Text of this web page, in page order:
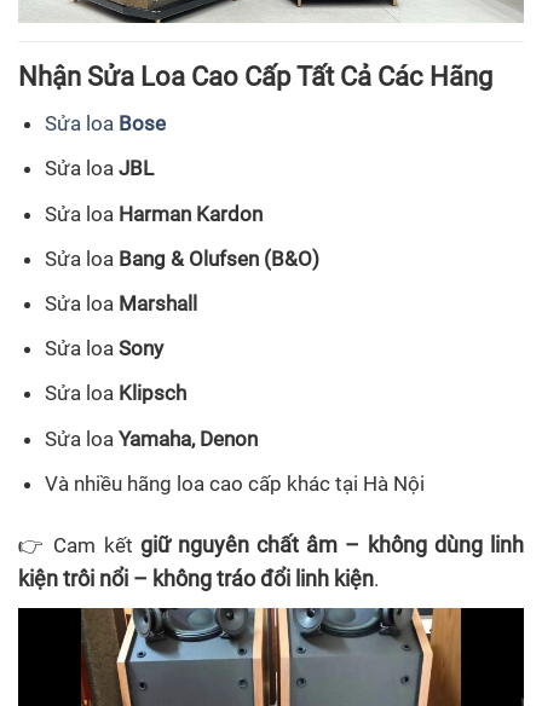
Nhận Sửa Loa Cao Cấp Tất Cả Các Hãng
Sửa loa Bose
Sửa loaJBL
Sửa loa Harman Kardon
Sửa loa Bang & Olufsen (B&O)
Sửa loa Marshall
Sửa loaSony
Sửa loa Klipsch
Sửa loaYamaha, Denon
Và nhiều hãng loa cao cấp khác tại Hà Nội
👉 Cam kết giữ nguyên chất âm – không dùng linh
kiện trôi nổi – không tráo đổi linh kiện.